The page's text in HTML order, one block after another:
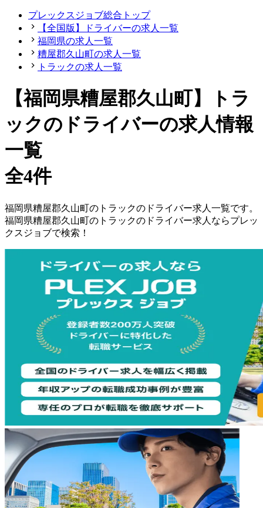
プレックスジョブ総合トップ
【全国版】ドライバーの求人一覧
福岡県の求人一覧
糟屋郡久山町の求人一覧
トラックの求人一覧
【福岡県糟屋郡久山町】トラ
ックのドライバーの求人情報
一覧
全4件
福岡県糟屋郡久山町の トラックの ドライバー求人一覧です。
福岡県糟屋郡久山町の トラックの ドライバー求人ならプレッ
クスジョブで検索！